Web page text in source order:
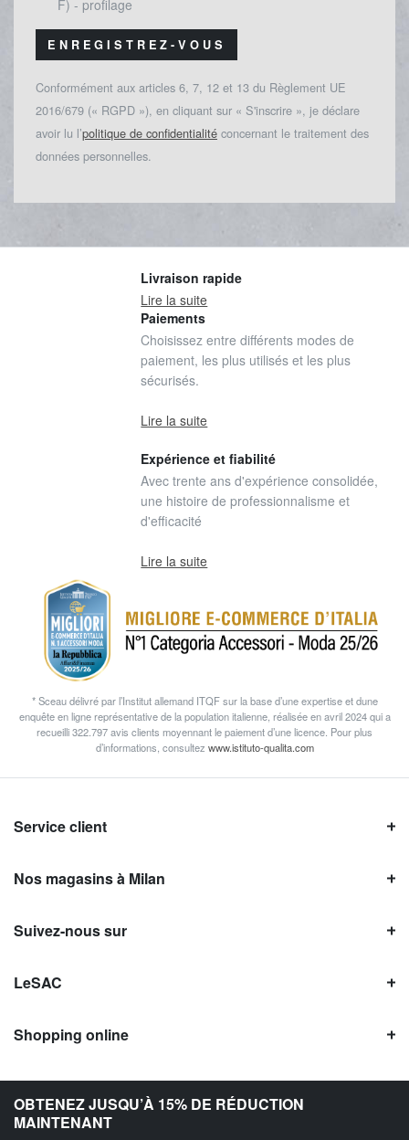
F) - profilage
ENREGISTREZ-VOUS
Conformément aux articles 6, 7, 12 et 13 du Règlement UE
2016/679 (« RGPD »), en cliquant sur « S'inscrire », je déclare
avoir lu l’politique de confidentialité concernant le traitement des
données personnelles.
OBTENEZ JUSQU’À 15% DE RÉDUCTION
MAINTENANT
Livraison rapide
Lire la suite
Paiements
Choisissez entre différents modes de
paiement, les plus utilisés et les plus
sécurisés.
Lire la suite
Expérience et fiabilité
Avec trente ans d'expérience consolidée,
une histoire de professionnalisme et
d'efficacité
Lire la suite
* Sceau délivré par l’Institut allemand ITQF sur la base d’une expertise et dune
enquête en ligne représentative de la population italienne, réalisée en avril 2024 qui a
recueilli 322.797 avis clients moyennant le paiement d’une licence. Pour plus
d’informations, consultez www.istituto-qualita.com
Service client
Nos magasins à Milan
Suivez-nous sur
LeSAC
Shopping online
Avis LeSAC